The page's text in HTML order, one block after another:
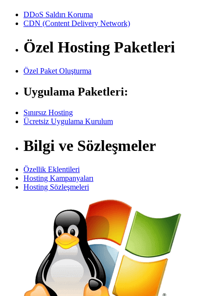
DDoS Saldırı Koruma
CDN (Content Delivery Network)
Özel Hosting Paketleri
Özel Paket Oluşturma
Uygulama Paketleri:
Sınırsız Hosting
Ücretsiz Uygulama Kurulum
Bilgi ve Sözleşmeler
Özellik Eklentileri
Hosting Kampanyaları
Hosting Sözleşmeleri